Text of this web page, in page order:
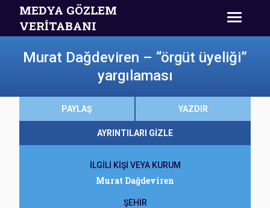
MEDYA GÖZLEM
VERİTABANI
Murat Dağdeviren – “örgüt üyeliği”
yargılaması
PAYLAŞ YAZDIR
AYRINTILARI GİZLE
İLGİLİ KİŞİ VEYA KURUM
Murat Dağdeviren
ŞEHİR